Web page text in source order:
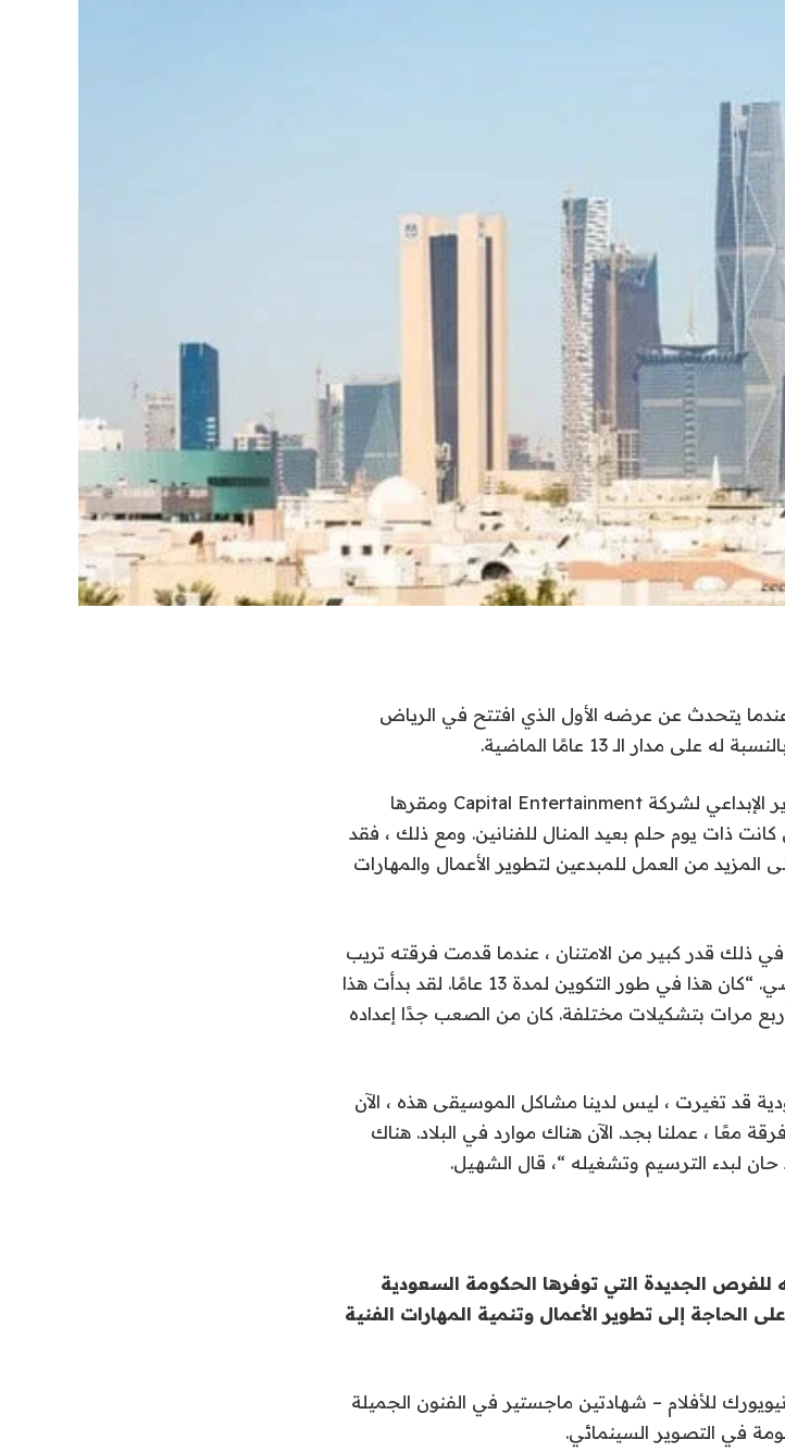
يتحدث عن عرضه الأول الذي افتتح في الرياض
مدار الـ 13 عامًا الماضية.
في مقابلة حصرية مع عرب نيوز ، قال المدير الإبداعي لشركة Capital Entertainment ومقرها
كانت ذات يوم حلم بعيد المنال للفنانين. ومع ذلك ، فقد
من العمل للمبدعين لتطوير الأعمال والمهارات
ذلك قدر كبير من الامتنان ، عندما قدمت فرقته تريب
لون عرضًا في منطقة جاكس الأسبوع الماضي. “كان هذا في طور التكوين لمدة 13 عامًا. لقد بدأت هذا
اسمها أربع مرات بتشكيلات مختلفة. كان من الصعب جدًا إعداده
قد تغيرت ، ليس لدينا مشاكل الموسيقى هذه ، الآن
معًا ، عملنا بجد. الآن هناك موارد في البلاد. هناك
لبدء الترسيم وتشغيله “، قال الشهيل.
الجديدة التي توفرها الحكومة السعودية
الحاجة إلى تطوير الأعمال وتنمية المهارات الفنية
للأفلام – شهادتين ماجستير في الفنون الجميلة
في التصوير السينمائي.